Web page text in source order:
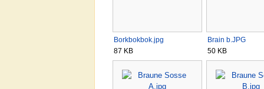
Borkbokbok.jpg
87 KB
Brain b.JPG
50 KB